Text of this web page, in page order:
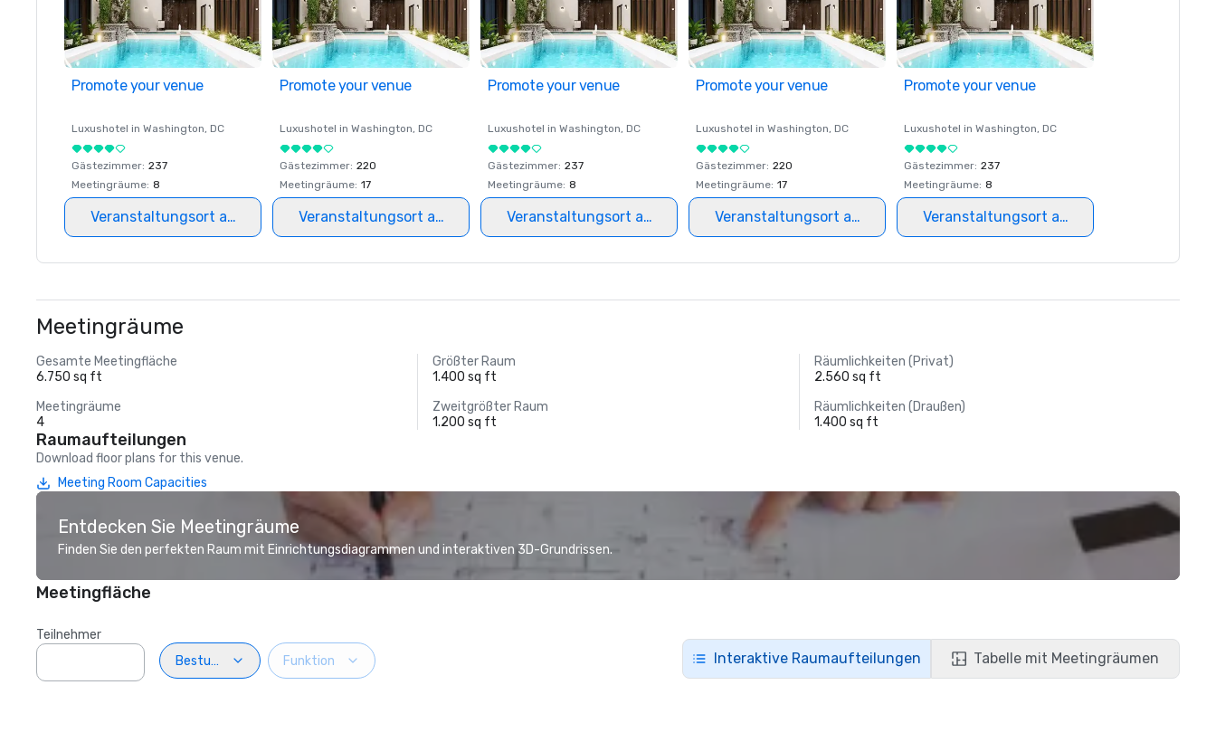
Promote your venue
Luxushotel in Washington, DC
Gästezimmer: 237
Meetingräume: 8
Veranstaltungsort auswählen
Promote your venue
Luxushotel in Washington, DC
Gästezimmer: 220
Meetingräume: 17
Veranstaltungsort auswählen
Promote your venue
Luxushotel in Washington, DC
Gästezimmer: 237
Meetingräume: 8
Veranstaltungsort auswählen
Promote your venue
Luxushotel in Washington, DC
Gästezimmer: 220
Meetingräume: 17
Veranstaltungsort auswählen
Promote your venue
Luxushotel in Washington, DC
Gästezimmer: 237
Meetingräume: 8
Veranstaltungsort auswählen
Meetingräume
Gesamte Meetingfläche
6.750 sq ft
Größter Raum
1.400 sq ft
Räumlichkeiten (Privat)
2.560 sq ft
Meetingräume
4
Zweitgrößter Raum
1.200 sq ft
Räumlichkeiten (Draußen)
1.400 sq ft
Raumaufteilungen
Download floor plans for this venue.
Meeting Room Capacities
Entdecken Sie Meetingräume
Finden Sie den perfekten Raum mit Einrichtungsdiagrammen und interaktiven 3D-Grundrissen.
Meetingfläche
Teilnehmer
Bestuhlung
Funktion Interaktive Raumaufteilungen Tabelle mit Meetingräumen